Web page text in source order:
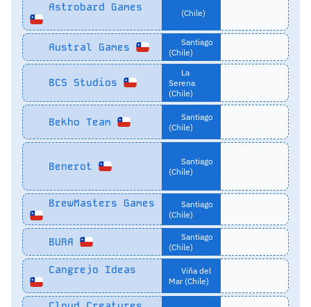
Astrobard Games (Chile)
Austral Games
Santiago
(Chile)
BCS Studios
La
Serena
(Chile)
Bekho Team
Santiago
(Chile)
Benerot
Santiago
(Chile)
BrewMasters Games
Santiago
(Chile)
BURA
Santiago
(Chile)
Cangrejo Ideas
Viña del
Mar (Chile)